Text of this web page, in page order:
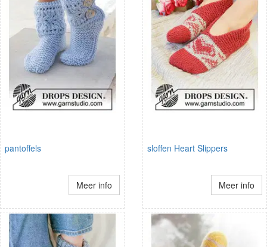
pantoffels
Meer info
sloffen Heart Slippers
Meer info